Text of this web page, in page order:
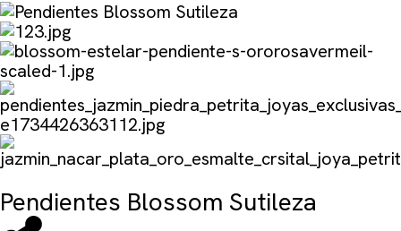
Pendientes Blossom Sutileza